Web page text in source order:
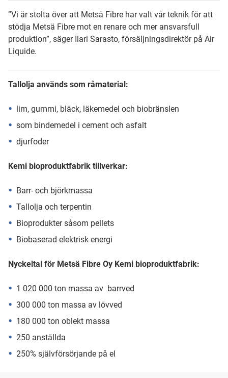
”Vi är stolta över att Metsä Fibre har valt vår teknik för att
stödja Metsä Fibre mot en renare och mer ansvarsfull
produktion”, säger Ilari Sarasto, försäljningsdirektör på Air
Liquide.
Tallolja används som råmaterial:
lim, gummi, bläck, läkemedel och biobränslen
som bindemedel i cement och asfalt
djurfoder
Kemi bioproduktfabrik tillverkar:
Barr- och björkmassa
Tallolja och terpentin
Bioprodukter såsom pellets
Biobaserad elektrisk energi
Nyckeltal för Metsä Fibre Oy Kemi bioproduktfabrik:
1 020 000 ton massa av barrved
300 000 ton massa av lövved
180 000 ton oblekt massa
250 anställda
250% självförsörjande på el